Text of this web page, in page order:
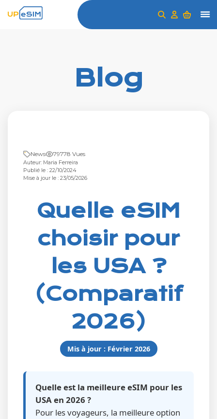
Blog
News 79778 Vues
Auteur: Maria Ferreira
Publié le : 22/10/2024
Mise à jour le : 23/05/2026
Quelle eSIM
choisir pour
les USA ?
(Comparatif
2026)
Mis à jour : Février 2026
Quelle est la meilleure eSIM pour les
USA en 2026 ?
Pour les voyageurs, la meilleure option